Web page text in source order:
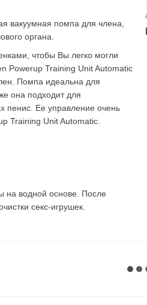
вакуумная помпа для члена,
органа.
чтобы Вы легко могли
Powerup Training Unit Automatic
Помпа идеальна для
она подходит для
пенис. Ее управление очень
Training Unit Automatic.
на водной основе. После
секс-игрушек.